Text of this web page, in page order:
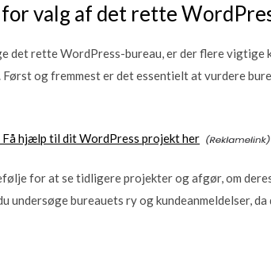
valg af det rette
det rette WordPress-bureau, er der flere
Først og fremmest er det essentielt at vurdere
Få hjælp til dit WordPress projekt her
for at se tidligere projekter og afgør, om
undersøge bureauets ry og kundeanmeldelser,